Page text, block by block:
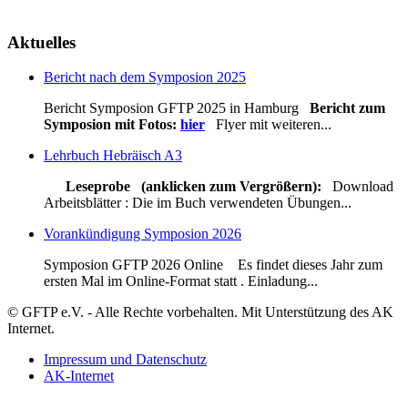
Aktuelles
Bericht nach dem Symposion 2025
Bericht Symposion GFTP 2025 in Hamburg Bericht zum
Symposion mit Fotos: hier Flyer mit weiteren...
Lehrbuch Hebräisch A3
Leseprobe (anklicken zum Vergrößern): Download
Arbeitsblätter : Die im Buch verwendeten Übungen...
Vorankündigung Symposion 2026
Symposion GFTP 2026 Online Es findet dieses Jahr zum
ersten Mal im Online-Format statt . Einladung...
© GFTP e.V. - Alle Rechte vorbehalten. Mit Unterstützung des AK
Internet.
Impressum und Datenschutz
AK-Internet